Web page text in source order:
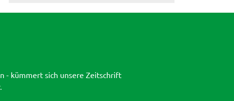
- kümmert sich unsere Zeitschrift